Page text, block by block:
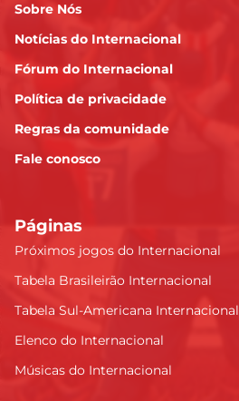
Sobre Nós
Notícias do Internacional
Fórum do Internacional
Política de privacidade
Regras da comunidade
Fale conosco
Páginas
Próximos jogos do Internacional
Tabela Brasileirão Internacional
Tabela Sul-Americana Internacional
Elenco do Internacional
Músicas do Internacional